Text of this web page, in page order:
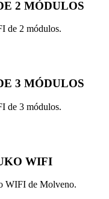
2 MÓDULOS
de 2 módulos.
3 MÓDULOS
de 3 módulos.
WIFI
WIFI de Molveno.